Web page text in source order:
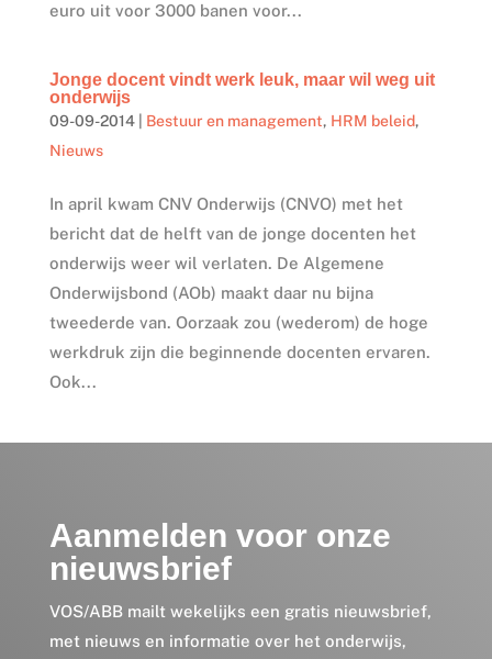
euro uit voor 3000 banen voor...
Jonge docent vindt werk leuk, maar wil weg uit
onderwijs
09-09-2014| Bestuur en management, HRM beleid,
Nieuws
In april kwam CNV Onderwijs (CNVO) met het
bericht dat de helft van de jonge docenten het
onderwijs weer wil verlaten. De Algemene
Onderwijsbond (AOb) maakt daar nu bijna
tweederde van. Oorzaak zou (wederom) de hoge
werkdruk zijn die beginnende docenten ervaren.
Ook...
Aanmelden voor onze
nieuwsbrief
VOS/ABB mailt wekelijks een gratis nieuwsbrief,
met nieuws en informatie over het onderwijs,